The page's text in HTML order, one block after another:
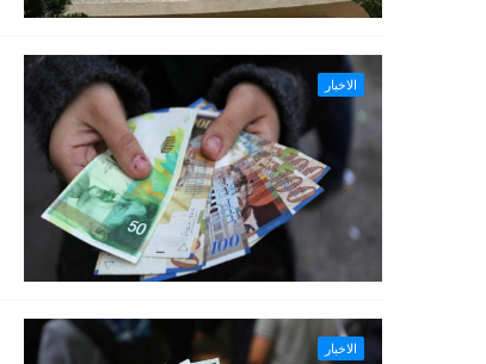
الاخبار
الاخبار